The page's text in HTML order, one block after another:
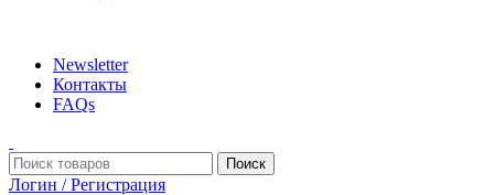
Newsletter
Контакты
FAQs
Поиск
Логин / Регистрация